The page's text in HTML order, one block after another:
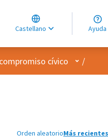
Castellano
Choose language
Choisir la langue
Elegir el idioma
Ayuda
cívico Menú de
/
Orden aleatorioMás recientes